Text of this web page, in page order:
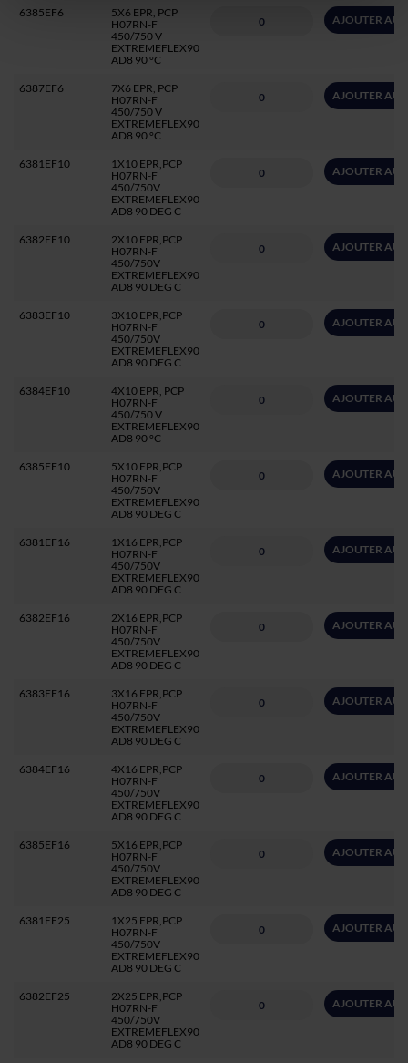
6385EF6
5X6 EPR, PCP
H07RN-F
450/750 V
EXTREMEFLEX90
AD8 90 °C
AJOUTER AU
6387EF6
7X6 EPR, PCP
H07RN-F
450/750 V
EXTREMEFLEX90
AD8 90 °C
AJOUTER AU
6381EF10
1X10 EPR,PCP
H07RN-F
450/750V
EXTREMEFLEX90
AD8 90 DEG C
AJOUTER AU
6382EF10
2X10 EPR,PCP
H07RN-F
450/750V
EXTREMEFLEX90
AD8 90 DEG C
AJOUTER AU
6383EF10
3X10 EPR,PCP
H07RN-F
450/750V
EXTREMEFLEX90
AD8 90 DEG C
AJOUTER AU
6384EF10
4X10 EPR, PCP
H07RN-F
450/750 V
EXTREMEFLEX90
AD8 90 °C
AJOUTER AU
6385EF10
5X10 EPR,PCP
H07RN-F
450/750V
EXTREMEFLEX90
AD8 90 DEG C
AJOUTER AU
6381EF16
1X16 EPR,PCP
H07RN-F
450/750V
EXTREMEFLEX90
AD8 90 DEG C
AJOUTER AU
6382EF16
2X16 EPR,PCP
H07RN-F
450/750V
EXTREMEFLEX90
AD8 90 DEG C
AJOUTER AU
6383EF16
3X16 EPR,PCP
H07RN-F
450/750V
EXTREMEFLEX90
AD8 90 DEG C
AJOUTER AU
6384EF16
4X16 EPR,PCP
H07RN-F
450/750V
EXTREMEFLEX90
AD8 90 DEG C
AJOUTER AU
6385EF16
5X16 EPR,PCP
H07RN-F
450/750V
EXTREMEFLEX90
AD8 90 DEG C
AJOUTER AU
6381EF25
1X25 EPR,PCP
H07RN-F
450/750V
EXTREMEFLEX90
AD8 90 DEG C
AJOUTER AU
6382EF25
2X25 EPR,PCP
H07RN-F
450/750V
EXTREMEFLEX90
AD8 90 DEG C
AJOUTER AU